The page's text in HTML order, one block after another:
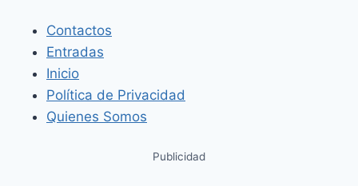
Contactos
Entradas
Inicio
Política de Privacidad
Quienes Somos
Publicidad